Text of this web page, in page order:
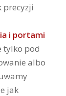
precyzji
i portami
tylko pod
albo
jak